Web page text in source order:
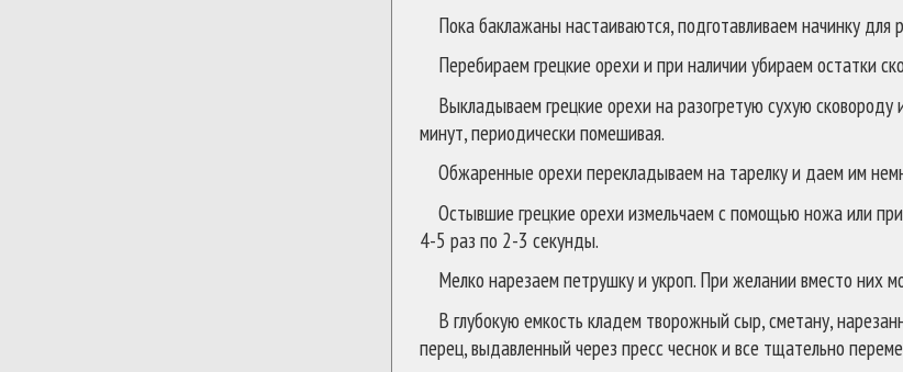
Пока баклажаны настаиваются, подготавливаем начинку для
Перебираем грецкие орехи и при наличии убираем остатки
Выкладываем грецкие орехи на разогретую сухую
минут, периодически помешивая.
Обжаренные орехи перекладываем на тарелку и даем им
Остывшие грецкие орехи измельчаем с помощью ножа или
4-5 раз по 2-3 секунды.
Мелко нарезаем петрушку и укроп. При желании вместо них
В глубокую емкость кладем творожный сыр, сметану,
перец, выдавленный через пресс чеснок и все тщательно